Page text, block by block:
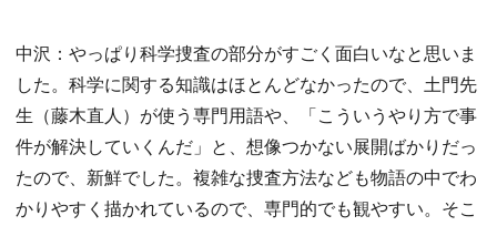
中沢：やっぱり科学捜査の部分がすごく面白いなと思いま
した。科学に関する知識はほとんどなかったので、土門先
生（藤木直人）が使う専門用語や、「こういうやり方で事
件が解決していくんだ」と、想像つかない展開ばかりだっ
たので、新鮮でした。複雑な捜査方法なども物語の中でわ
かりやすく描かれているので、専門的でも観やすい。そこ